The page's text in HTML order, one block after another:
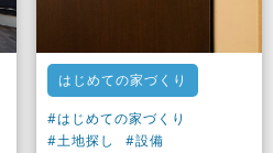
はじめての家づくり
#はじめての家づくり
#土地探し
#設備